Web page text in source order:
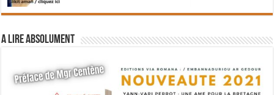
A lire absolument